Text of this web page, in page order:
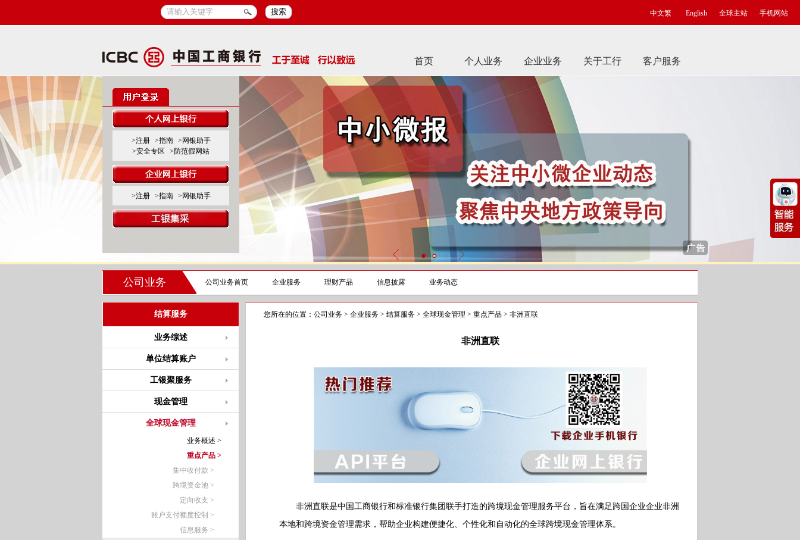
搜索 中文繁 English 全球主站 手机网站
首页 个人业务 企业业务 关于工行 客户服务
>注册 >指南
>网银助手
>安全专区
>防范假网站
>注册 >指南 >网银助手
公司业务 公司业务首页 企业服务 理财产品 信息披露 业务动态
结算服务
业务综述
单位结算账户
工银聚服务
现金管理
全球现金管理
业务概述 >
重点产品 >
集中收付款 >
跨境资金池 >
定向收支 >
账户支付额度控制 >
信息服务 >
您所在的位置： 公司业务 > 企业服务 > 结算服务 > 全球现金管理 > 重点产品 > 非洲直联
非洲直联
非洲直联是中国工商银行和标准银行集团联手打造的跨境现金管理服务平台，旨在满足跨国企业企业非洲
本地和跨境资金管理需求，帮助企业构建便捷化、个性化和自动化的全球跨境现金管理体系。